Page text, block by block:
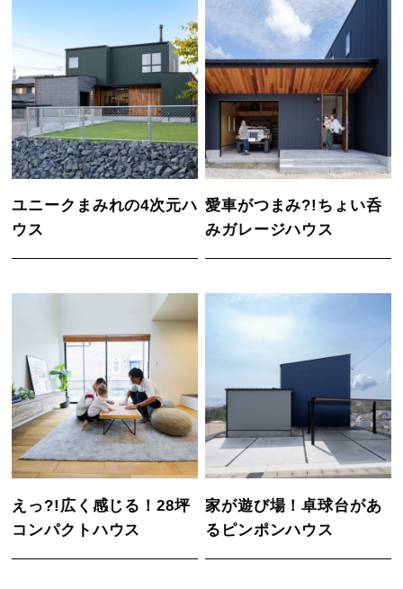
ユニークまみれの4次元ハ
ウス
愛車がつまみ?!ちょい呑
みガレージハウス
えっ?!広く感じる！28坪
コンパクトハウス
家が遊び場！卓球台があ
るピンポンハウス